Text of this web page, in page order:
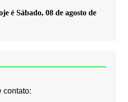
é Sábado, 08 de agosto de
contato: